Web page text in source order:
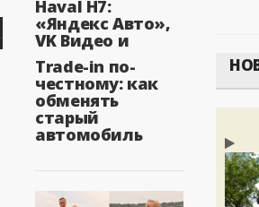
Об Армении, ЕАЭС и конфликте
Haval H7:
«Яндекс Авто»,
VK Видео и
Trade-in по-
честному: как
обменять
старый
автомобиль